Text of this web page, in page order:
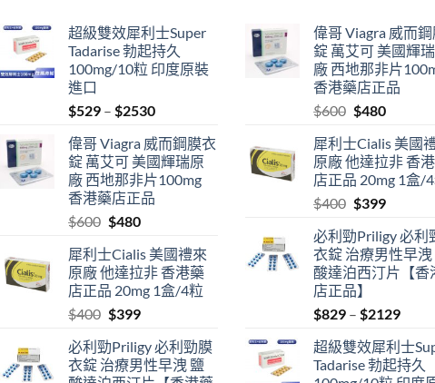
超級雙效犀利士Super
Tadarise 勃起持久
100mg/10粒 印度原裝
進口
$529 – $2530Price
$529
through
$2530
偉哥 Viagra 威而鋼膜衣
錠 萬艾可 美國輝瑞原
廠 西地那非片100mg
香港藥店正品
$600 Original
was:
$600.
$480Current
is:
$480.
犀利士Cialis 美國禮來
原廠 他達拉非 香港藥
店正品 20mg 1盒/4粒
$400 Original
was:
$400.
$399Current
is:
$399.
必利勁Priligy 必利勁膜
衣錠 治療男性早洩 鹽
偉哥 Viagra 威而
錠 萬艾可 美國輝
廠 西地那非片
香港藥店正品
$600 Original
was:
$600.
$480Current
is:
$480.
犀利士Cialis 美國
原廠 他達拉非 香
店正品 20mg 1盒/
$400 Original
was:
$400.
$399Current
is:
$399.
必利勁Priligy 必利
衣錠 治療男性早洩
酸達泊西汀片【香
店正品】
$829 – $2129Price
$829
超級雙效犀利士
Tadarise 勃起持久